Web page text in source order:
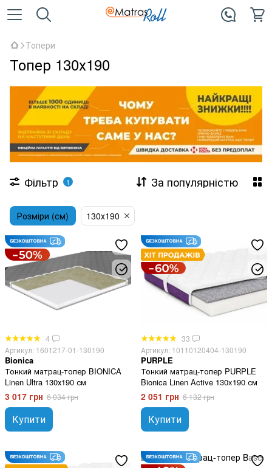
Топери
Топер 130х190
Фільтр 1 За популярністю
Розміри (см) 130х190
4
Артикул: 1601217-01-130190
Bionica
Тонкий матрац-топер BIONICA
Linen Ultra 130х190 см
3 017 грн 6 034 грн
Купити
33
Артикул: 10110120404-130190
PURPLE
Тонкий матрац-топер PURPLE
Bionica Linen Active 130x190 см
2 051 грн 6 132 грн
Купити